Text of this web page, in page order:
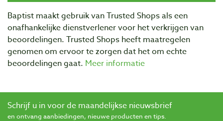
Baptist maakt gebruik van Trusted Shops als een
onafhankelijke dienstverlener voor het verkrijgen van
beoordelingen. Trusted Shops heeft maatregelen
genomen om ervoor te zorgen dat het om echte
beoordelingen gaat. Meer informatie
Schrijf u in voor de maandelijkse nieuwsbrief
en ontvang aanbiedingen, nieuwe producten en tips.